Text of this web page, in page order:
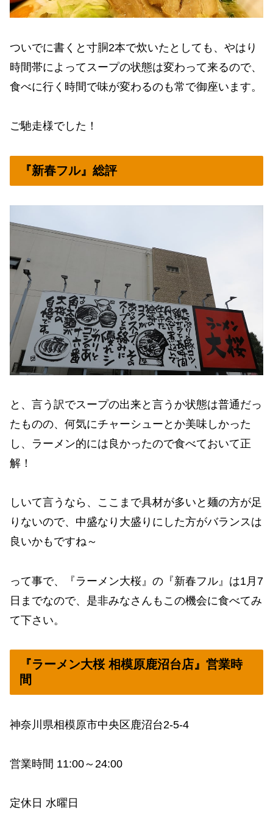
ついでに書くと寸胴2本で炊いたとしても、やはり
時間帯によってスープの状態は変わって来るので、
食べに行く時間で味が変わるのも常で御座います。
ご馳走様でした！
『新春フル』総評
と、言う訳でスープの出来と言うか状態は普通だっ
たものの、何気にチャーシューとか美味しかった
し、ラーメン的には良かったので食べておいて正
解！
しいて言うなら、ここまで具材が多いと麺の方が足
りないので、中盛なり大盛りにした方がバランスは
良いかもですね～
って事で、『ラーメン大桜』の『新春フル』は1月7
日までなので、是非みなさんもこの機会に食べてみ
て下さい。
『ラーメン大桜 相模原鹿沼台店』営業時
間
神奈川県相模原市中央区鹿沼台2-5-4
営業時間 11:00～24:00
定休日 水曜日